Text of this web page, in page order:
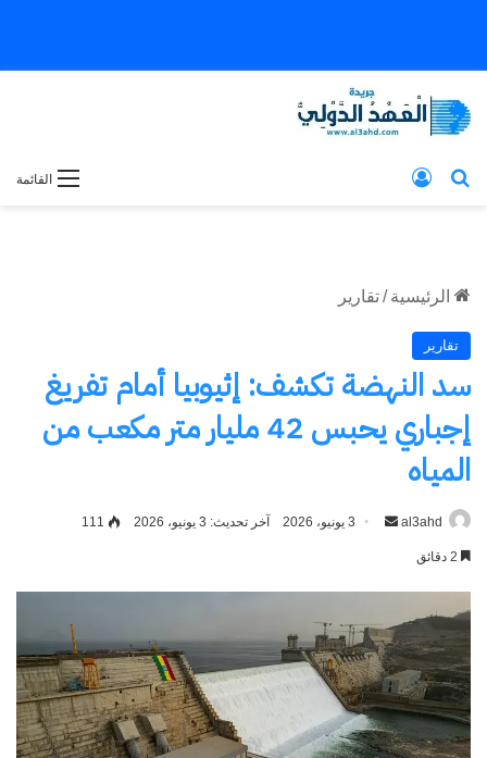
القائمة بحث عن
الرئيسية /تقارير
تقارير
سد النهضة تكشف: إثيوبيا أمام تفريغ
إجباري يحبس 42 مليار متر مكعب من
المياه
al3ahd
أرسل 3 يونيو، 2026 آخر تحديث: 3 يونيو، 2026 111